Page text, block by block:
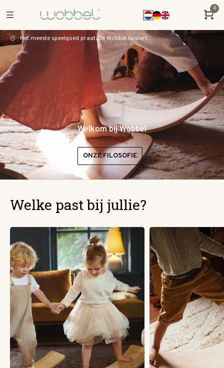
0
Het meeste speelgoed praat. De Wobbel luistert.
Welkom bij Wobbel
ONZE FILOSOFIE
Welke past bij jullie?